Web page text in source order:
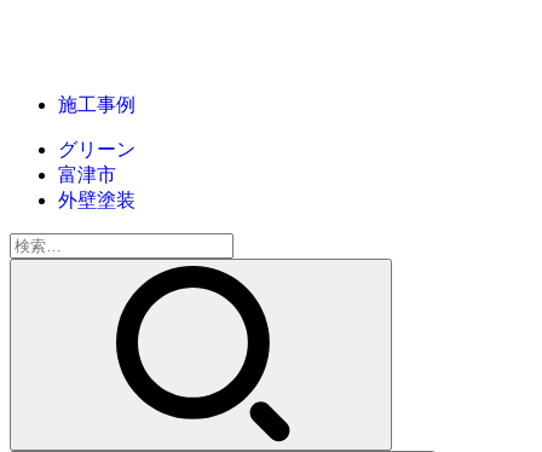
施工事例
グリーン
富津市
外壁塗装
検
索: